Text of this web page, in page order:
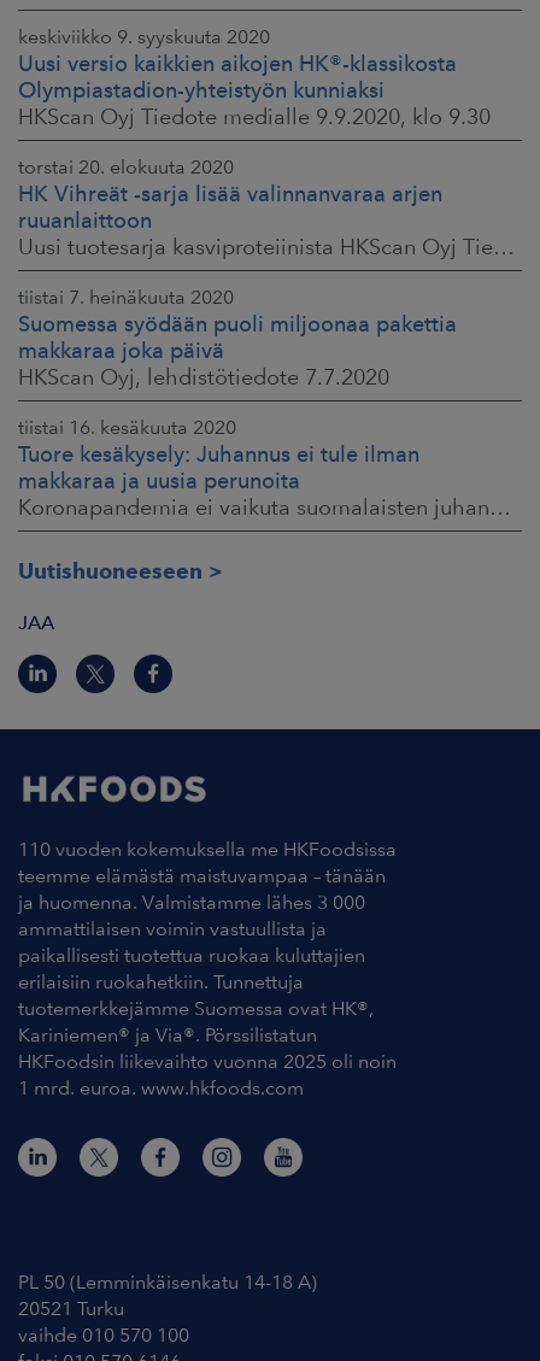
keskiviikko 9. syyskuuta 2020
Uusi versio kaikkien aikojen HK®-klassikosta
Olympiastadion-yhteistyön kunniaksi
HKScan Oyj Tiedote medialle 9.9.2020, klo 9.30
torstai 20. elokuuta 2020
HK Vihreät -sarja lisää valinnanvaraa arjen
ruuanlaittoon
Uusi tuotesarja kasviproteiinista HKScan Oyj Tiedote medialle 20.8.2020, klo 10.00
tiistai 7. heinäkuuta 2020
Suomessa syödään puoli miljoonaa pakettia
makkaraa joka päivä
HKScan Oyj, lehdistötiedote 7.7.2020
tiistai 16. kesäkuuta 2020
Tuore kesäkysely: Juhannus ei tule ilman
makkaraa ja uusia perunoita
Koronapandemia ei vaikuta suomalaisten juhannusherkutteluun HKScan Oyj Tiedote medialle 16.6.2020 klo 9:30
Uutishuoneeseen
JAA
110 vuoden kokemuksella me HKFoodsissa
teemme elämästä maistuvampaa – tänään
ja huomenna. Valmistamme lähes 3 000
ammattilaisen voimin vastuullista ja
paikallisesti tuotettua ruokaa kuluttajien
erilaisiin ruokahetkiin. Tunnettuja
tuotemerkkejämme Suomessa ovat HK®,
Kariniemen® ja Via®. Pörssilistatun
HKFoodsin liikevaihto vuonna 2025 oli noin
1 mrd. euroa. www.hkfoods.com
PL 50 (Lemminkäisenkatu 14-18 A)
20521 Turku
vaihde 010 570 100